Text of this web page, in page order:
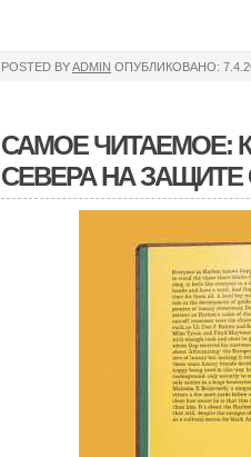
POSTED BYADMIN ОПУБЛИКОВАНО:
САМОЕ ЧИТАЕМОЕ:
СЕВЕРА НА ЗАЩИТЕ